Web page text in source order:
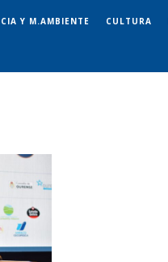
Y M.AMBIENTE CULTURA